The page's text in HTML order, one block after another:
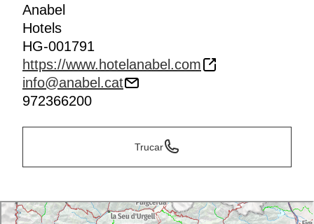
Anabel
Hotels
HG-001791
https://www.hotelanabel.com
info@anabel.cat
972366200
Trucar